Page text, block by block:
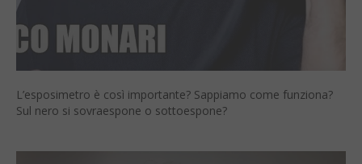
L’esposimetro è così importante? Sappiamo come funziona?
Sul nero si sovraespone o sottoespone?